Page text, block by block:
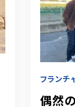
フランチ
偶然